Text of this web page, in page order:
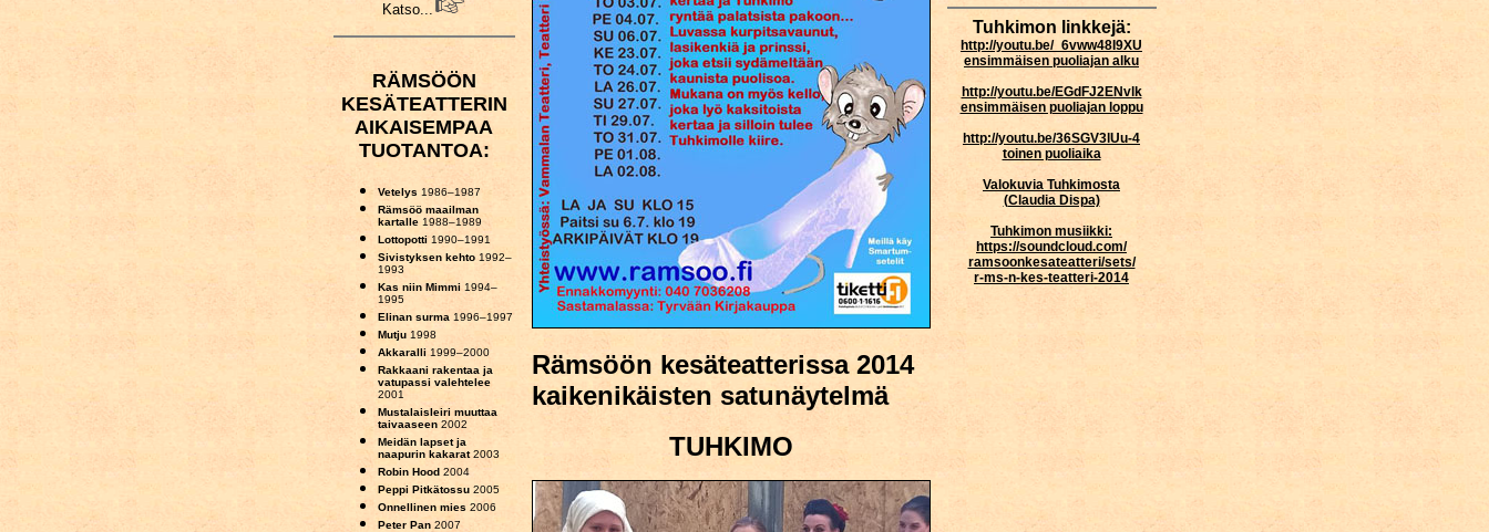
Katso...
RÄMSÖÖN
KESÄTEATTERIN
AIKAISEMPAA
TUOTANTOA:
Vetelys 1986–1987
Rämsöö maailman
kartalle1988–1989
Lottopotti 1990–1991
Sivistyksen kehto1992–
1993
Kas niin Mimmi 1994–
1995
Elinan surma 1996–1997
Mutju1998
Akkaralli1999–2000
Rakkaani rakentaa ja
vatupassi valehtelee
2001
Mustalaisleiri muuttaa
taivaaseen2002
Meidän lapset ja
naapurin kakarat2003
Robin Hood2004
Peppi Pitkätossu2005
Onnellinen mies 2006
Peter Pan2007
Rämsöön kesäteatterissa 2014
kaikenikäisten satunäytelmä
TUHKIMO
Tuhkimon linkkejä:
http://youtu.be/_6vww48I9XU
ensimmäisen puoliajan alku
http://youtu.be/EGdFJ2ENvlk
ensimmäisen puoliajan loppu
http://youtu.be/36SGV3lUu-4
toinen puoliaika
Valokuvia Tuhkimosta
(Claudia Dispa)
Tuhkimon musiikki:
https://soundcloud.com/
ramsoonkesateatteri/sets/
r-ms-n-kes-teatteri-2014